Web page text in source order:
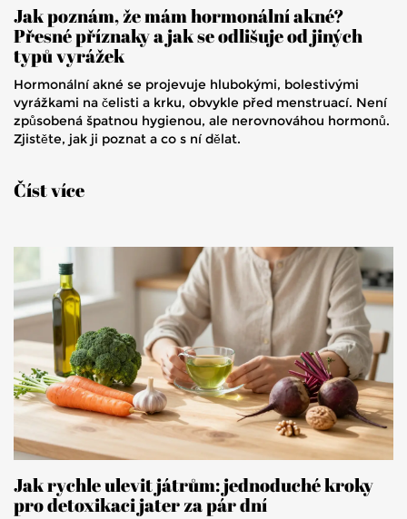
Jak poznám, že mám hormonální akné?
Přesné příznaky a jak se odlišuje od jiných
typů vyrážek
Hormonální akné se projevuje hlubokými, bolestivými
vyrážkami na čelisti a krku, obvykle před menstruací. Není
způsobená špatnou hygienou, ale nerovnováhou hormonů.
Zjistěte, jak ji poznat a co s ní dělat.
Číst více
Jak rychle ulevit játrům: jednoduché kroky
pro detoxikaci jater za pár dní